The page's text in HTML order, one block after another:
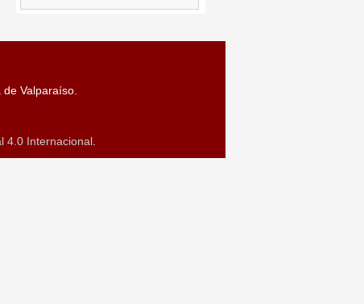
Valparaíso.
4.0 Internacional.